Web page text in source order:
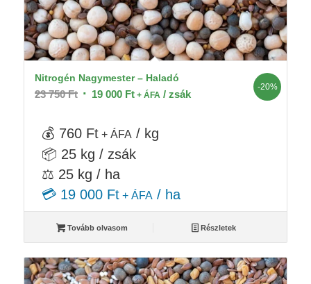
Nitrogén Nagymester – Haladó
23 750Ft Original
23
750 Ft.
19 000 FtCurrent
19
000 Ft.
+ ÁFA / zsák
-20%
💰 760 Ft+ ÁFA / kg
📦 25 kg / zsák
⚖️ 25 kg / ha
💳 19 000 Ft+ ÁFA/ ha
Tovább olvasom Részletek